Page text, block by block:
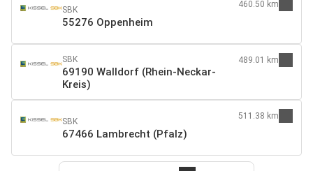
SBK
55276 Oppenheim
460.50 km
SBK
69190 Walldorf (Rhein-Neckar-
Kreis)
489.01 km
SBK
67466 Lambrecht (Pfalz)
511.38 km